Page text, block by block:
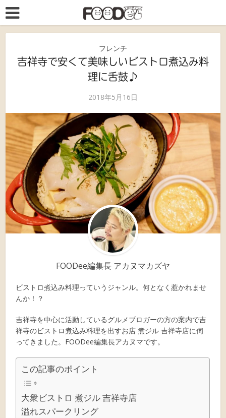
フレンチ
吉祥寺で安くて美味しいビストロ煮込み料
理に舌鼓♪
2018年5月16日
FOODee編集長 アカヌマカズヤ
ビストロ煮込み料理っていうジャンル。何となく惹かれませ
んか！？
吉祥寺を中心に活動しているグルメブロガーの方の案内で吉
祥寺のビストロ煮込み料理を出すお店 煮ジル 吉祥寺店に伺
ってきました。FOODee編集長アカヌマです。
この記事のポイント
大衆ビストロ 煮ジル 吉祥寺店
溢れスパークリング